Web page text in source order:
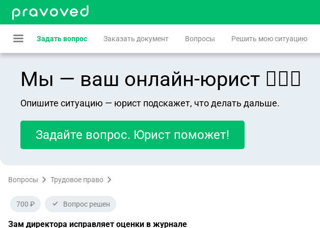
Задать вопрос Заказать документ Вопросы Решить мою ситуацию
Мы — ваш онлайн-юрист 👨🏻‍⚖️
Опишите ситуацию — юрист подскажет, что делать дальше.
Задайте вопрос. Юрист поможет!
Вопросы Трудовое право
700 ₽ Вопрос решен
Зам директора исправляет оценки в журнале